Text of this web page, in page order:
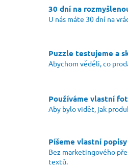
30 dní na
U nás máte 30 dní na
Puzzle testujeme a
Abychom věděli, co
Používáme vlastní
Aby bylo vidět, jak
Píšeme vlastní popisy
Bez marketingového
textů.